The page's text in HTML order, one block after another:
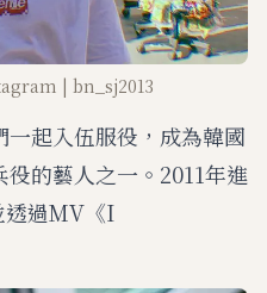
| bn_sj2013
起入伍服役，成為韓國
的藝人之一。2011年進
透過MV《I